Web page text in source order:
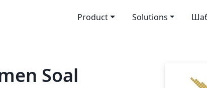
Product Solutions
Soal